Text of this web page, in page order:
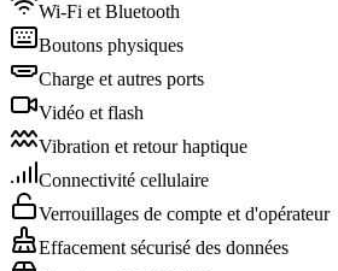
Wi-Fi et Bluetooth
Boutons physiques
Charge et autres ports
Vidéo et flash
Vibration et retour haptique
Connectivité cellulaire
Verrouillages de compte et d'opérateur
Effacement sécurisé des données